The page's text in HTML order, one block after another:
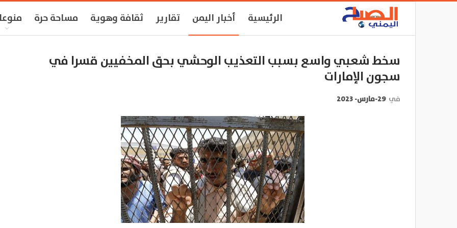
الرئيسية أخبار اليمن تقارير ثقافة وهوية مساحة حرة
سخط شعبي واسع بسبب التعذيب الوحشي بحق المخفيين قسرا في
سجون الإمارات
في 29-مارس- 2023